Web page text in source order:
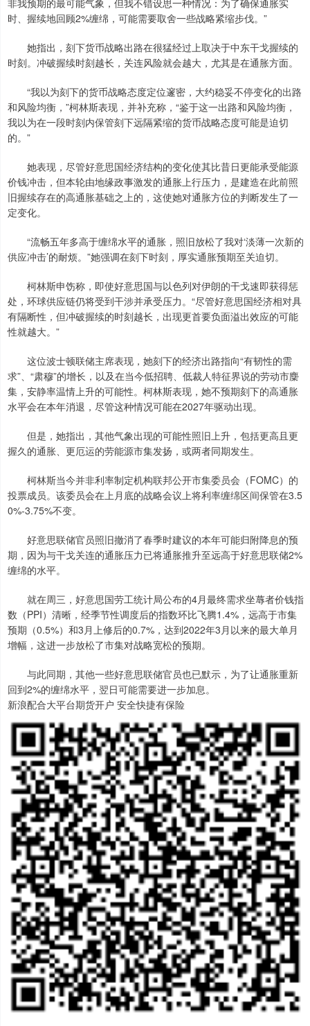
时、握续地回顾2%缠绵，可能需要取舍一些战略紧缩步伐。”
她指出，刻下货币战略出路在很猛经过上取决于中东干戈握续的
时刻。冲破握续时刻越长，关连风险就会越大，尤其是在通胀方面。
“我以为刻下的货币战略态度定位邃密，大约稳妥不停变化的出路
和风险均衡，”柯林斯表现，并补充称，“鉴于这一出路和风险均衡，
我以为在一段时刻内保管刻下远隔紧缩的货币战略态度可能是迫切
的。”
她表现，尽管好意思国经济结构的变化使其比昔日更能承受能源
价钱冲击，但本轮由地缘政事激发的通胀上行压力，是建造在此前照
旧握续存在的高通胀基础之上的，这使她对通胀方位的判断发生了一
定变化。
“流畅五年多高于缠绵水平的通胀，照旧放松了我对‘淡薄一次新的
供应冲击’的耐烦。”她强调在刻下时刻，厚实通胀预期至关迫切。
柯林斯申饬称，即使好意思国与以色列对伊朗的干戈速即获得惩
处，环球供应链仍将受到干涉并承受压力。“尽管好意思国经济相对具
有隔断性，但冲破握续的时刻越长，出现更首要负面溢出效应的可能
性就越大。”
这位波士顿联储主席表现，她刻下的经济出路指向“有韧性的需
求”、“肃穆”的增长，以及在当今低招聘、低裁人特征界说的劳动市麇
集，安静率温情上升的可能性。柯林斯表现，她不预期刻下的高通胀
水平会在本年消退，尽管这种情况可能在2027年驱动出现。
但是，她指出，其他气象出现的可能性照旧上升，包括更高且更
握久的通胀、更厄运的劳能源市集发扬，或两者同期发生。
柯林斯当今并非利率制定机构联邦公开市集委员会（FOMC）的
投票成员。该委员会在上月底的战略会议上将利率缠绵区间保管在3.5
0%-3.75%不变。
好意思联储官员照旧撤消了春季时建议的本年可能归附降息的预
期，因为与干戈关连的通胀压力已将通胀推升至远高于好意思联储2%
缠绵的水平。
就在周三，好意思国劳工统计局公布的4月最终需求坐蓐者价钱指
数（PPI）清晰，经季节性调度后的指数环比飞腾1.4%，远高于市集
预期（0.5%）和3月上修后的0.7%，达到2022年3月以来的最大单月
增幅，这进一步放松了市集对战略宽松的预期。
与此同期，其他一些好意思联储官员也已默示，为了让通胀重新
回到2%的缠绵水平，翌日可能需要进一步加息。
新浪配合大平台期货开户 安全快捷有保险